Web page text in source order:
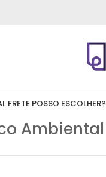
FRETE POSSO ESCOLHER?
Ambiental